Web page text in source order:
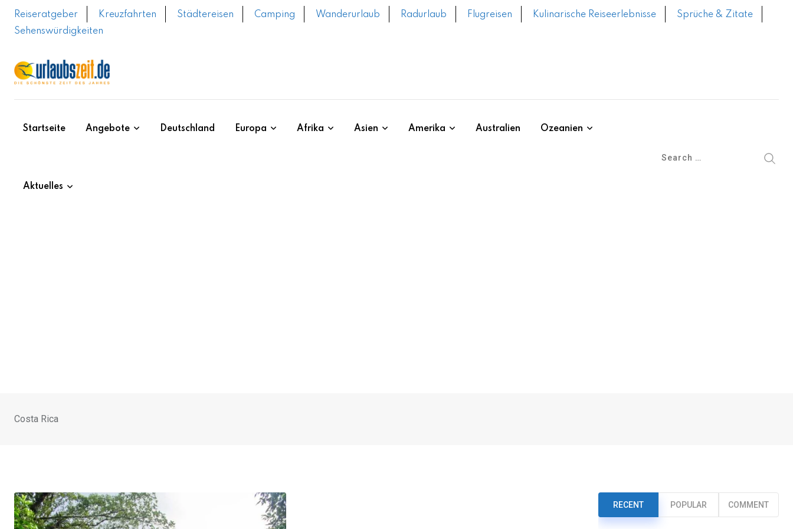
Skip
Reiseratgeber Kreuzfahrten Städtereisen Camping Wanderurlaub Radurlaub Flugreisen Kulinarische Reiseerlebnisse
Sprüche & Zitate
Sehenswürdigkeiten
Startseite Angebote Deutschland Europa Afrika Asien Amerika Australien Ozeanien
Aktuelles
Costa Rica
RECENT POPULAR COMMENT